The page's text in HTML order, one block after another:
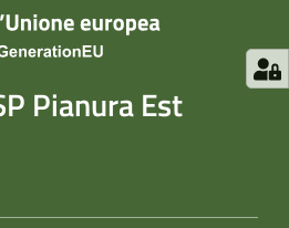
Pianura Est